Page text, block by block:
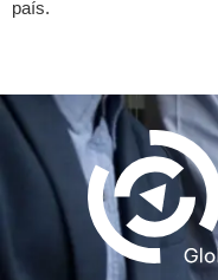
país.